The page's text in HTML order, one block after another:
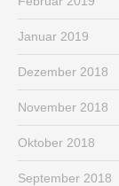
Januar 2019
Dezember 2018
November 2018
Oktober 2018
September 2018